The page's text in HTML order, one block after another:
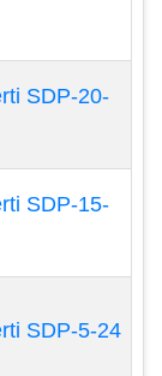
làm
công ty có
liệt kê.
màng
SDP-20-
SDP-15-
SDP-5-24